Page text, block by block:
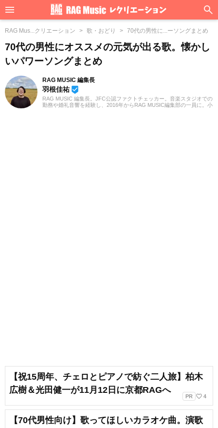
RAG Mus...クリエーション 歌・おどり 70代の男性に...ーソングまとめ
70代の男性にオススメの元気が出る歌。懐かし
いパワーソングまとめ
RAG MUSIC 編集長
羽根佳祐 beenhere
RAG MUSIC 編集長。JFC公認ファクトチェッカー。音楽スタジオでの
勤務や婚礼音響を経験し、2016年からRAG MUSIC編集部の一員に。小
【祝15周年、チェロとピアノで紡ぐ二人旅】柏木
広樹＆光田健一が11月12日に京都RAGへ
PR favorite_border 4
【70代男性向け】歌ってほしいカラオケ曲。演歌